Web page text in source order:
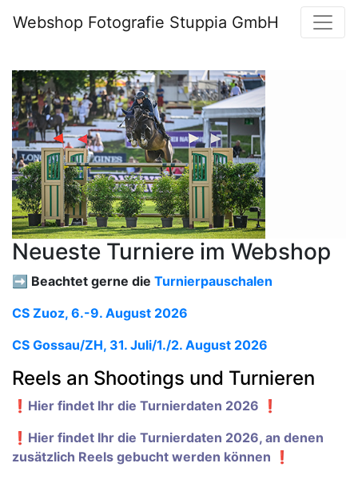
Webshop Fotografie Stuppia GmbH
Neueste Turniere im Webshop
➡️ Beachtet gerne die Turnierpauschalen
CS Zuoz, 6.-9. August 2026
CS Gossau/ZH, 31. Juli/1./2. August 2026
Reels an Shootings und Turnieren
❗️Hier findet Ihr die Turnierdaten 2026 ❗️
❗️Hier findet Ihr die Turnierdaten 2026, an denen
zusätzlich Reels gebucht werden können ❗️